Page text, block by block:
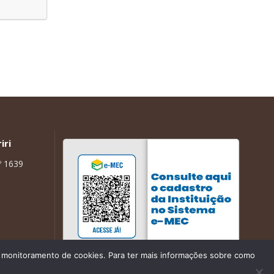
1639
de cookies. Para ter mais informações sobre como